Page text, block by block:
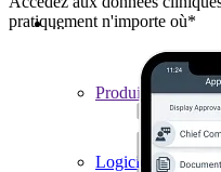
...
Produits
Logiciels
pratiquement n'importe où*